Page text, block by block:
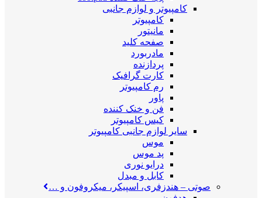
کامپیوتر و لوازم جانبی
کامپیوتر
مانیتور
صفحه کلید
مادربورد
پردازنده
کارت گرافیک
رم کامپیوتر
پاور
فن و خنک کننده
کیس کامپیوتر
سایر لوازم جانبی کامپیوتر
موس
پد موس
درایو نوری
کابل و مبدل
صوتی – هندزفری، اسپیکر، میکروفون و …